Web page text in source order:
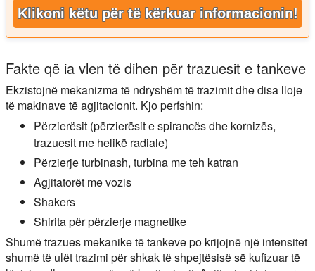
Klikoni këtu për të kërkuar informacionin!
Fakte që ia vlen të dihen për trazuesit e tankeve
Ekzistojnë mekanizma të ndryshëm të trazimit dhe disa lloje
të makinave të agjitacionit. Kjo perfshin:
Përzierësit (përzierësit e spirancës dhe kornizës,
trazuesit me helikë radiale)
Përzierje turbinash, turbina me teh katran
Agjitatorët me vozis
Shakers
Shirita për përzierje magnetike
Shumë trazues mekanike të tankeve po krijojnë një intensitet
shumë të ulët trazimi për shkak të shpejtësisë së kufizuar të